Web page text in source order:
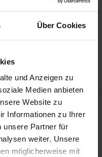
Über Cookies
und Anzeigen zu
Medien anbieten
Website zu
Informationen zu Ihrer
unsere Partner für
weiter. Unsere
möglicherweise mit
eine Auswahl an
die sich in den